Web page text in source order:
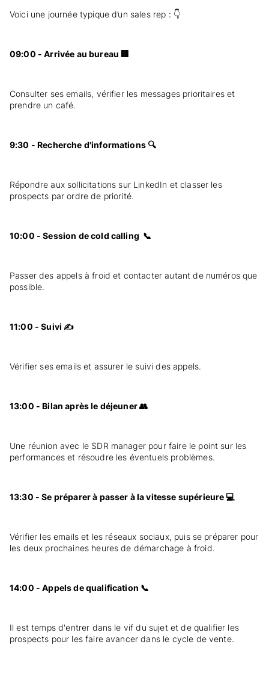
Voici une journée typique d’un sales rep : 👇
09:00 - Arrivée au bureau 🏢
Consulter ses emails, vérifier les messages prioritaires et
prendre un café.
9:30 - Recherche d'informations 🔍
Répondre aux sollicitations sur LinkedIn et classer les
prospects par ordre de priorité.
10:00 - Session de cold calling 📞
Passer des appels à froid et contacter autant de numéros que
possible.
11:00 - Suivi ✍️
Vérifier ses emails et assurer le suivi des appels.
13:00 - Bilan après le déjeuner 👥
Une réunion avec le SDR manager pour faire le point sur les
performances et résoudre les éventuels problèmes.
13:30 - Se préparer à passer à la vitesse supérieure 💻
Vérifier les emails et les réseaux sociaux, puis se préparer pour
les deux prochaines heures de démarchage à froid.
14:00 - Appels de qualification 📞
Il est temps d'entrer dans le vif du sujet et de qualifier les
prospects pour les faire avancer dans le cycle de vente.